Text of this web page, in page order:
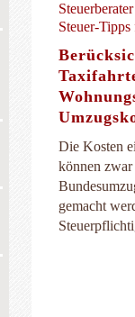
Steuer-
Die Kosten
können zwar
gemacht